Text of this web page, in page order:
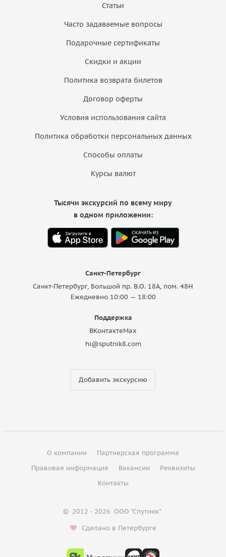
Статьи
Часто задаваемые вопросы
Подарочные сертификаты
Скидки и акции
Политика возврата билетов
Договор оферты
Условия использования сайта
Политика обработки персональных данных
Способы оплаты
Курсы валют
Санкт-Петербург
Санкт-Петербург, Большой пр. В.О. 18A, пом. 48Н
Ежедневно 10:00 — 18:00
Поддержка
ВКонтактеMax
hi@sputnik8.com
Добавить экскурсию
Тысячи экскурсий по всему миру
в одном приложении:
О компании
Партнерская программа
Правовая информация
Вакансии
Реквизиты
Контакты
© 2012 - 2026 ООО "Спутник"
Сделано в Петербурге